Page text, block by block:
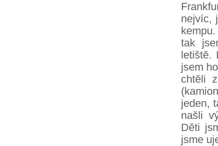
nejvíc,
tak
letiště.
jsem
chtěli
jeden,
našli
Děti
jsme